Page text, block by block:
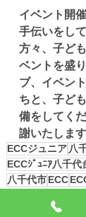
イベント開
手伝いをし
方々、子ど
ベントを盛
ブ、イベン
ちと、子ど
備をしてく
謝いたします
ECCジュニア 八
ECCｼﾞｭﾆｱ八千
八千代市ECC
ハロウィンイベン